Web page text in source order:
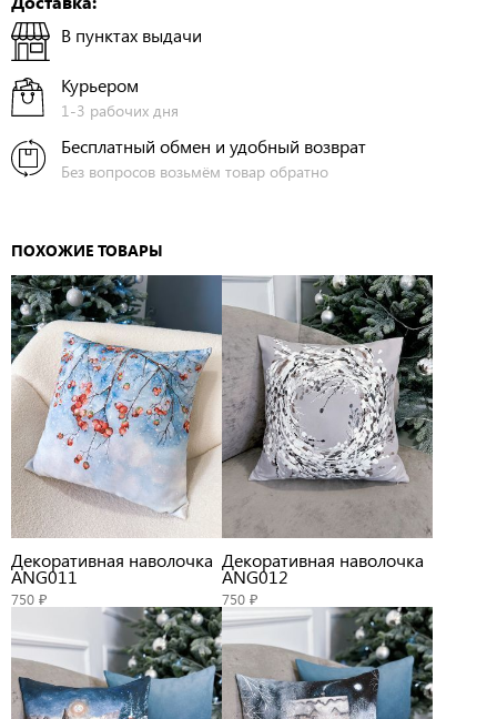
В пунктах выдачи
Курьером
1-3 рабочих дня
Бесплатный обмен и удобный возврат
Без вопросов возьмём товар обратно
ПОХОЖИЕ ТОВАРЫ
Декоративная наволочка
ANG011
750 ₽
Декоративная наволочка
ANG012
750 ₽